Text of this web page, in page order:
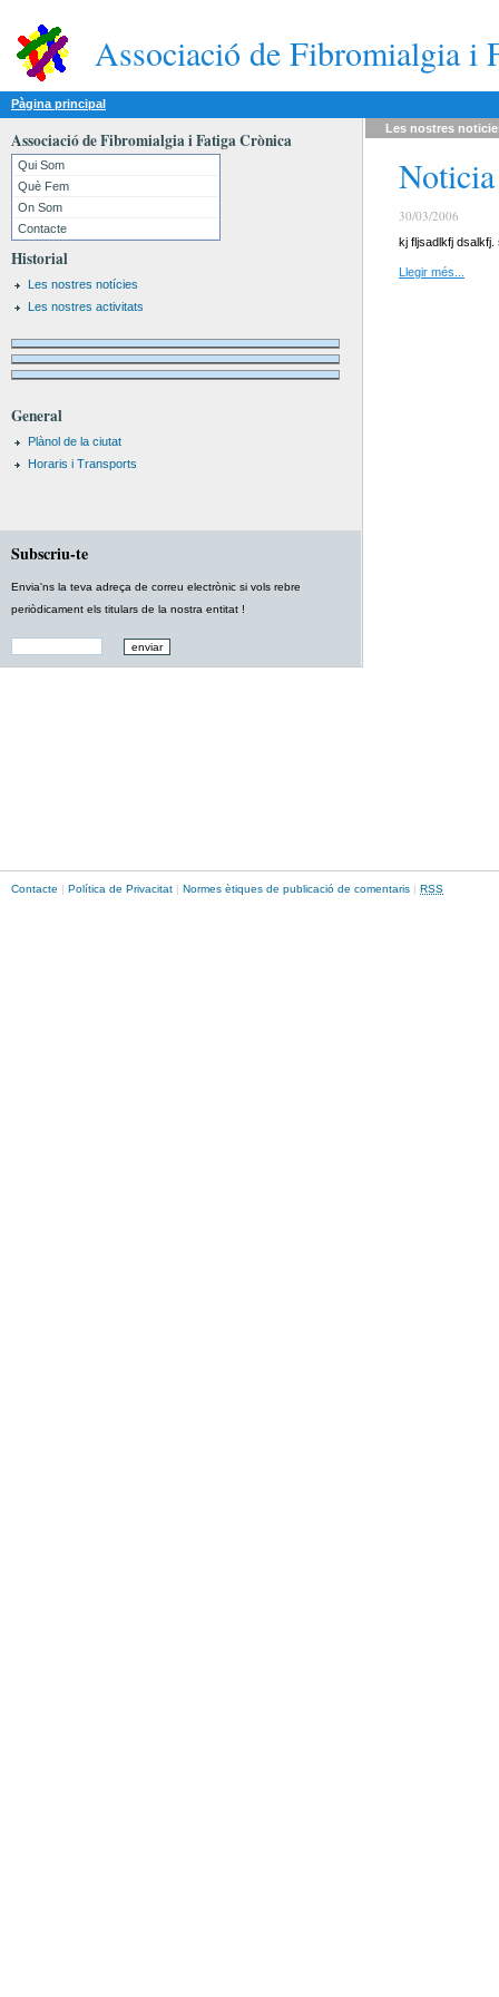
Associació de Fibromialgia i
Pàgina principal
Associació de Fibromialgia i Fatiga Crònica
Qui Som
Què Fem
On Som
Contacte
Historial
Les nostres notícies
Les nostres activitats
General
Plànol de la ciutat
Horaris i Transports
Subscriu-te
Envia'ns la teva adreça de correu electrònic si vols rebre
periòdicament els titulars de la nostra entitat !
Les nostres
30/03/2006
kj fljsadlkfj
Llegir més...
Contacte | Política de Privacitat | Normes ètiques de publicació de comentaris | RSS